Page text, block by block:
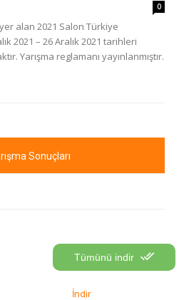
0
alan 2021 Salon Türkiye
2021 – 26 Aralık 2021 tarihleri
Yarışma reglamanı yayınlanmıştır.
Sonuçları
Tümünü indir
İndir